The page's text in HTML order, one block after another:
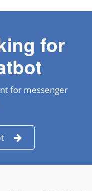
for
for messenger